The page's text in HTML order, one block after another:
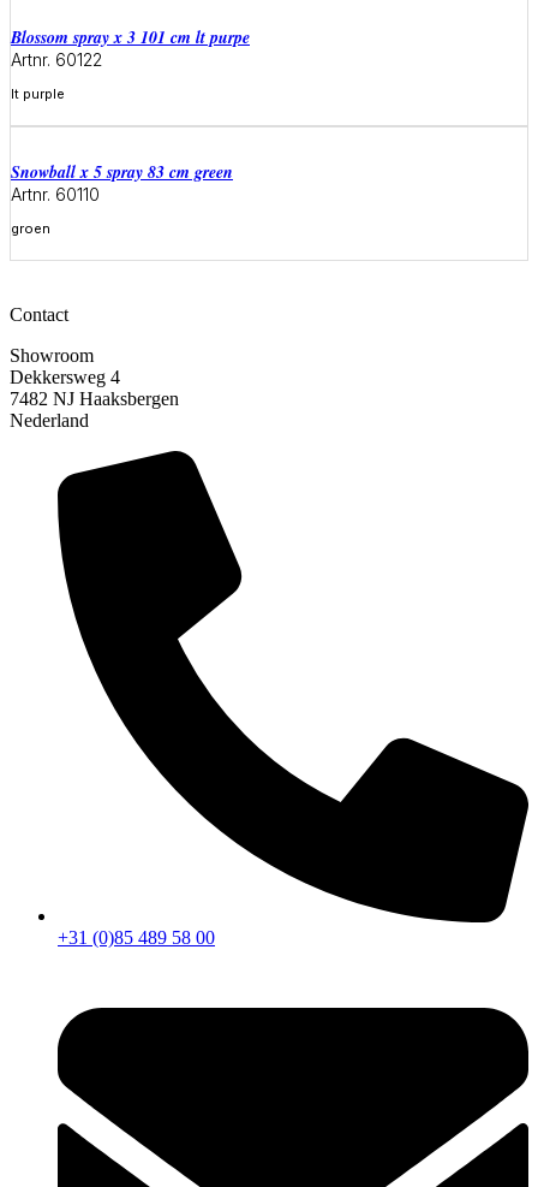
blossom spray x 3 101 cm lt purpe
Artnr. 60122
lt purple
Meer informatie
snowball x 5 spray 83 cm green
Artnr. 60110
groen
Meer informatie
Contact
Showroom
Dekkersweg 4
7482 NJ Haaksbergen
Nederland
+31 (0)85 489 58 00